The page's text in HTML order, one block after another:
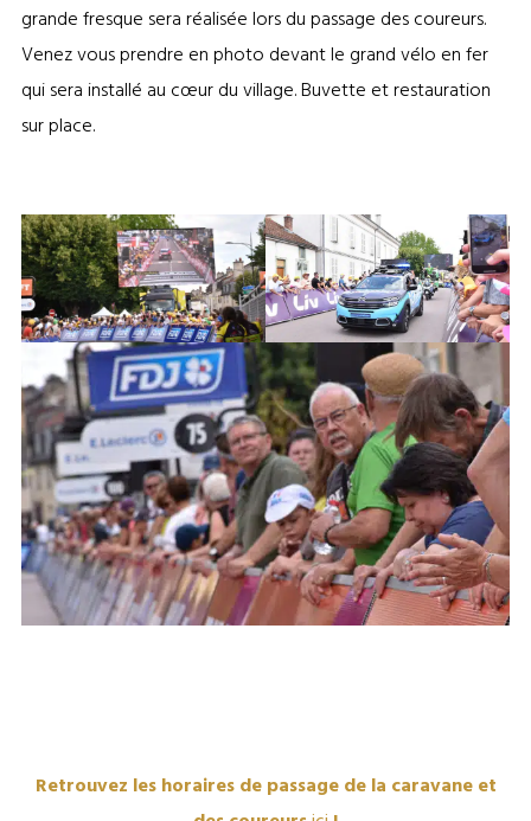
grande fresque sera réalisée lors du passage des coureurs.
Venez vous prendre en photo devant le grand vélo en fer
qui sera installé au cœur du village. Buvette et restauration
sur place.
Retrouvez les horaires de passage de la caravane et